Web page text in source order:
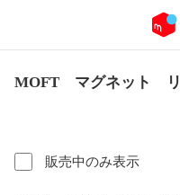
MOFT マグネット リ
販売中のみ表示